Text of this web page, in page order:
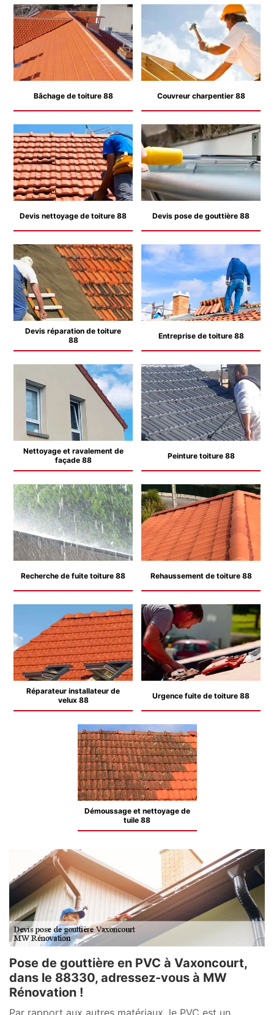
Bâchage de toiture 88 Couvreur charpentier 88
Devis nettoyage de toiture 88 Devis pose de gouttière 88
Devis réparation de toiture
88
Entreprise de toiture 88
Nettoyage et ravalement de
façade 88
Peinture toiture 88
Recherche de fuite toiture 88 Rehaussement de toiture 88
Réparateur installateur de
velux 88
Urgence fuite de toiture 88
Démoussage et nettoyage de
tuile 88
Pose de gouttière en PVC à Vaxoncourt,
dans le 88330, adressez-vous à MW
Rénovation !
Par rapport aux autres matériaux, le PVC est un